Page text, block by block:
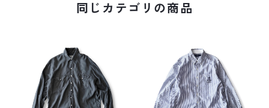
同じカテゴリの商品